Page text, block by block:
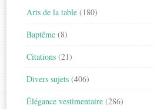
Arts de la table (180)
Baptême (8)
Citations (21)
Divers sujets (406)
Élégance vestimentaire (286)